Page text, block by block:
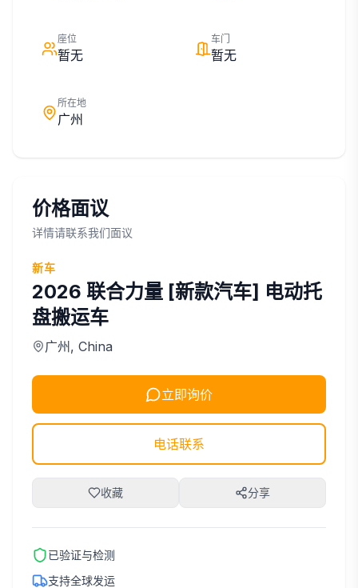
座位
暂无
车门
暂无
所在地
广州
价格面议
详情请联系我们面议
新车
2026 联合力量 [新款汽车] 电动托
盘搬运车
广州 , China
立即询价
电话联系
收藏 分享
已验证与检测
支持全球发运